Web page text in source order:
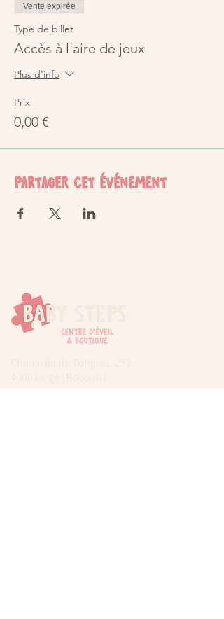
Vente expirée
Type de billet
Accès à l'aire de jeux
Plus d'info
Prix
0,00 €
Partager cet événement